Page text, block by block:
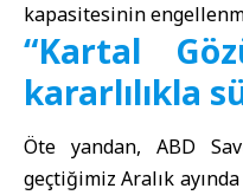
kapasitesinin
“Kartal
kararlılıkla
Öte yandan, ABD
geçtiğimiz Aralık ayında